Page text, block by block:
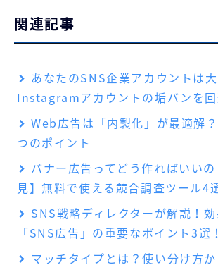
関連記事
あなたのSNS企業アカウントは
Instagramアカウントの垢バンを
Web広告は「内製化」が最適解
つのポイント
バナー広告ってどう作ればいい
見】無料で使える競合調査ツール4
SNS戦略ディレクターが解説！
「SNS広告」の重要なポイント3選！
マッチタイプとは？使い分け方